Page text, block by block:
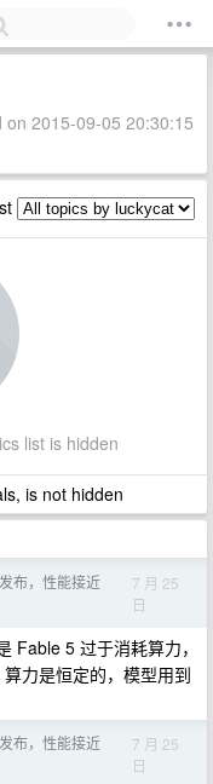
2015-09-05 20:30:15
list is hidden
is not hidden
布，性能接近
7 月 25
日
Fable 5 过于消耗算力，
力是恒定的，模型用到
布，性能接近
7 月 25
日